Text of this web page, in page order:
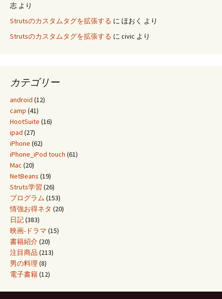
志 より
Strutsのカスタムタグを拡張する に ほおく より
Strutsのカスタムタグを拡張する に civic より
カテゴリー
android (12)
camp (41)
HootSuite (16)
ipad (27)
iPhone (62)
iPhone_iPod touch (61)
Mac (20)
NetBeans (19)
Struts学習 (26)
プログラム (153)
情強お得ネタ (20)
日記(383)
映画-ドラマ (15)
書籍紹介(20)
注目商品 (213)
男の料理 (8)
電子書籍(12)